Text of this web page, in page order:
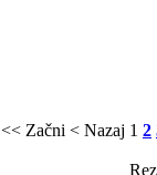
<< Začni < Nazaj 1 2